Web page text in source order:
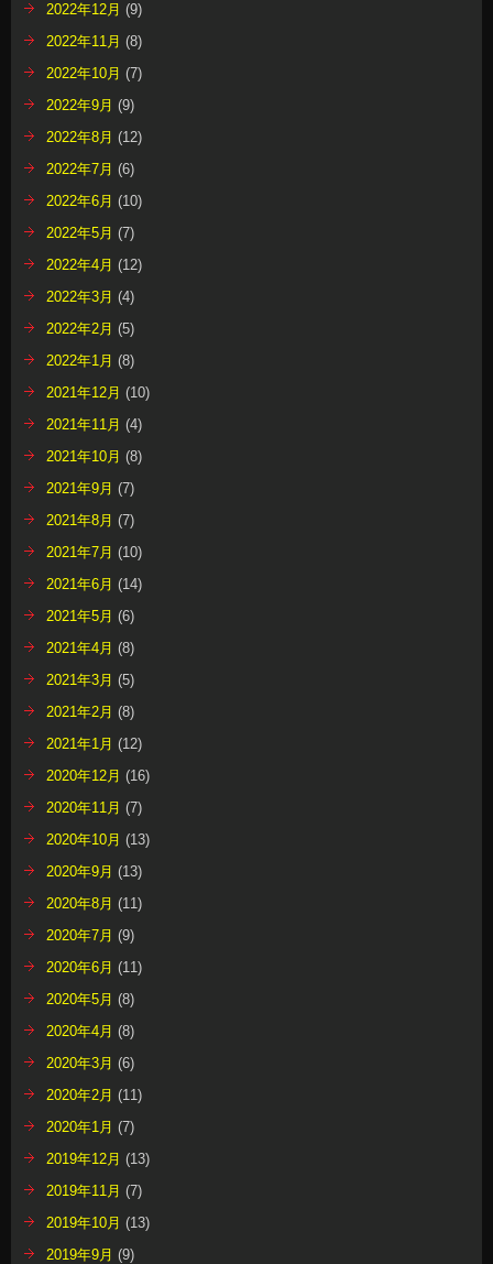
2022年12月 (9)
2022年11月 (8)
2022年10月 (7)
2022年9月 (9)
2022年8月 (12)
2022年7月 (6)
2022年6月 (10)
2022年5月 (7)
2022年4月 (12)
2022年3月 (4)
2022年2月 (5)
2022年1月 (8)
2021年12月 (10)
2021年11月 (4)
2021年10月 (8)
2021年9月 (7)
2021年8月 (7)
2021年7月 (10)
2021年6月 (14)
2021年5月 (6)
2021年4月 (8)
2021年3月 (5)
2021年2月 (8)
2021年1月 (12)
2020年12月 (16)
2020年11月 (7)
2020年10月 (13)
2020年9月 (13)
2020年8月 (11)
2020年7月 (9)
2020年6月 (11)
2020年5月 (8)
2020年4月 (8)
2020年3月 (6)
2020年2月 (11)
2020年1月 (7)
2019年12月 (13)
2019年11月 (7)
2019年10月 (13)
2019年9月 (9)